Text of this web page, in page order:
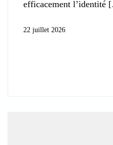
efficacement l’identité
22 juillet 2026